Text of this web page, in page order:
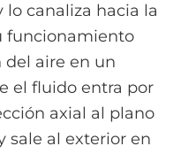
lo canaliza hacia la
funcionamiento
aire en un
el fluido entra por
axial al plano
sale al exterior en